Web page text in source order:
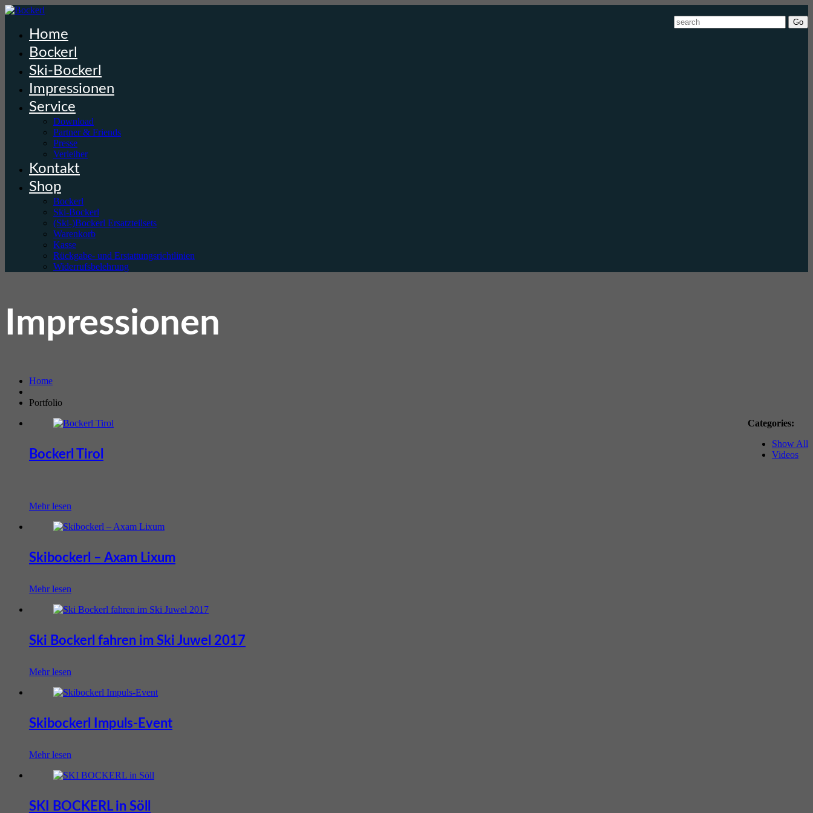
Home
Bockerl
Ski-Bockerl
Impressionen
Service
Download
Partner & Friends
Presse
Verleiher
Kontakt
Shop
Bockerl
Ski-Bockerl
(Ski-)Bockerl Ersatzteilsets
Warenkorb
Kasse
Rückgabe- und Erstattungsrichtlinien
Widerrufsbelehrung
Impressionen
Home
Portfolio
Categories:
Show All
Videos
Bockerl Tirol
Mehr lesen
Skibockerl – Axam Lixum
Mehr lesen
Ski Bockerl fahren im Ski Juwel 2017
Mehr lesen
Skibockerl Impuls-Event
Mehr lesen
SKI BOCKERL in Söll